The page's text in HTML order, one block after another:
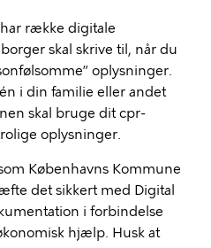
række digitale
skal skrive til, når du
oplysninger.
i din familie eller andet
skal bruge dit cpr-
oplysninger.
Københavns Kommune
det sikkert med Digital
i forbindelse
hjælp. Husk at